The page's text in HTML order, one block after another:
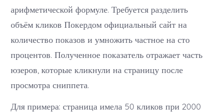
арифметической формуле. Требуется разделить
объём кликов Покердом официальный сайт на
количество показов и умножить частное на сто
процентов. Полученное показатель отражает часть
юзеров, которые кликнули на страницу после
просмотра сниппета.
Для примера: страница имела 50 кликов при 2000